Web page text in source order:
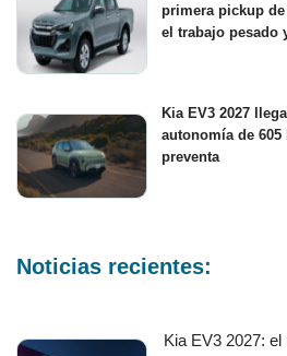
primera pickup
el trabajo pesado
Kia EV3 2027
autonomía de
preventa
Noticias recientes:
Kia EV3 2027: